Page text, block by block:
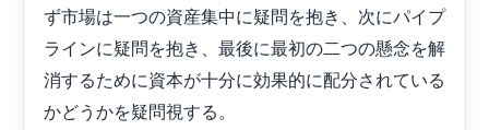
ず市場は一つの資産集中に疑問を抱き、次にパイプ
ラインに疑問を抱き、最後に最初の二つの懸念を解
消するために資本が十分に効果的に配分されている
かどうかを疑問視する。